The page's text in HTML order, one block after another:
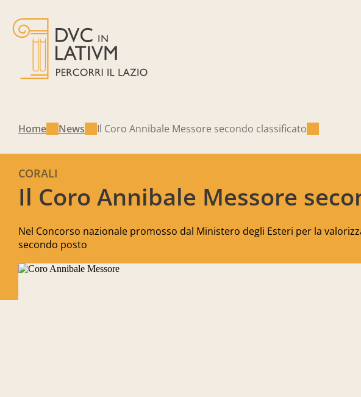
Home News Il Coro Annibale Messore secondo classificato
Il Coro Annibale Messore
CORALI
Nel Concorso nazionale promosso dal Ministero degli Esteri per la
secondo posto